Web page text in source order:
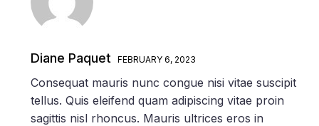
Diane Paquet FEBRUARY 6, 2023
Consequat mauris nunc congue nisi vitae suscipit
tellus. Quis eleifend quam adipiscing vitae proin
sagittis nisl rhoncus. Mauris ultrices eros in